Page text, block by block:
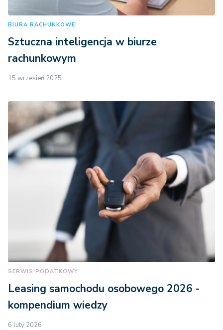
BIURA RACHUNKOWE
Sztuczna inteligencja w biurze
rachunkowym
15 wrzesień 2025
SERWIS PODATKOWY
Leasing samochodu osobowego 2026 -
kompendium wiedzy
6 luty 2026